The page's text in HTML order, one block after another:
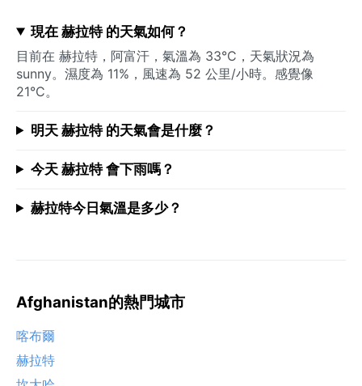
現在 赫拉特 的天氣如何？
目前在 赫拉特，阿富汗，氣溫為 33°C，天氣狀況為
sunny。濕度為 11%，風速為 52 公里/小時。感覺像
21°C。
明天 赫拉特 的天氣會是什麼？
今天 赫拉特 會下雨嗎？
赫拉特今日氣溫是多少？
Afghanistan的熱門城市
喀布爾
赫拉特